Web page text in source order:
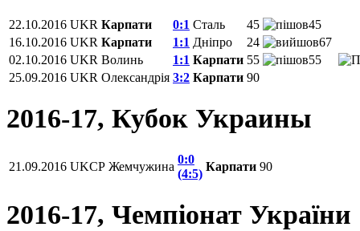
22.10.2016 UKR Карпати 0:1 Сталь 45
45
16.10.2016 UKR Карпати 1:1 Дніпро 24
67
02.10.2016 UKR Волинь 1:1 Карпати 55
55
25.09.2016 UKR Олександрія 3:2 Карпати 90
2016-17, Кубок Украины
21.09.2016 UKCP Жемчужина
0:0
(4:5)
Карпати 90
2016-17, Чемпіонат України